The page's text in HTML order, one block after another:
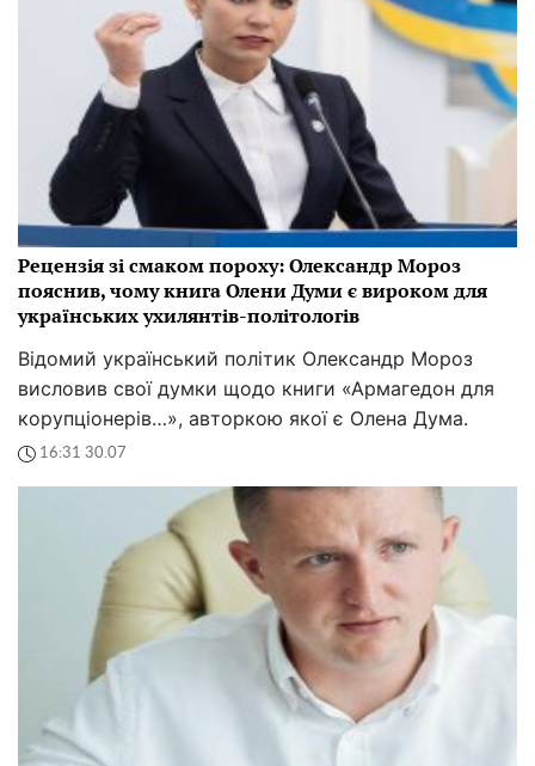
Рецензія зі смаком пороху: Олександр Мороз
пояснив, чому книга Олени Думи є вироком для
українських ухилянтів-політологів
Відомий український політик Олександр Мороз
висловив свої думки щодо книги «Армагедон для
корупціонерів…», авторкою якої є Олена Дума.
16:31 30.07